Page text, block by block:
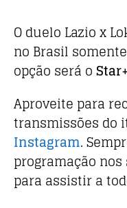
O duelo Lazio x
no Brasil
opção será oStar+
Aproveite para
transmissões do
Instagram.
programação
para assistir a